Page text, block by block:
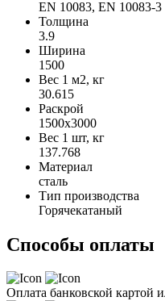
EN 10083, EN 10083-3
Толщина
3.9
Ширина
1500
Вес 1 м2, кг
30.615
Раскрой
1500х3000
Вес 1 шт, кг
137.768
Материал
сталь
Тип производства
Горячекатаный
Способы оплаты
Оплата банковской картой